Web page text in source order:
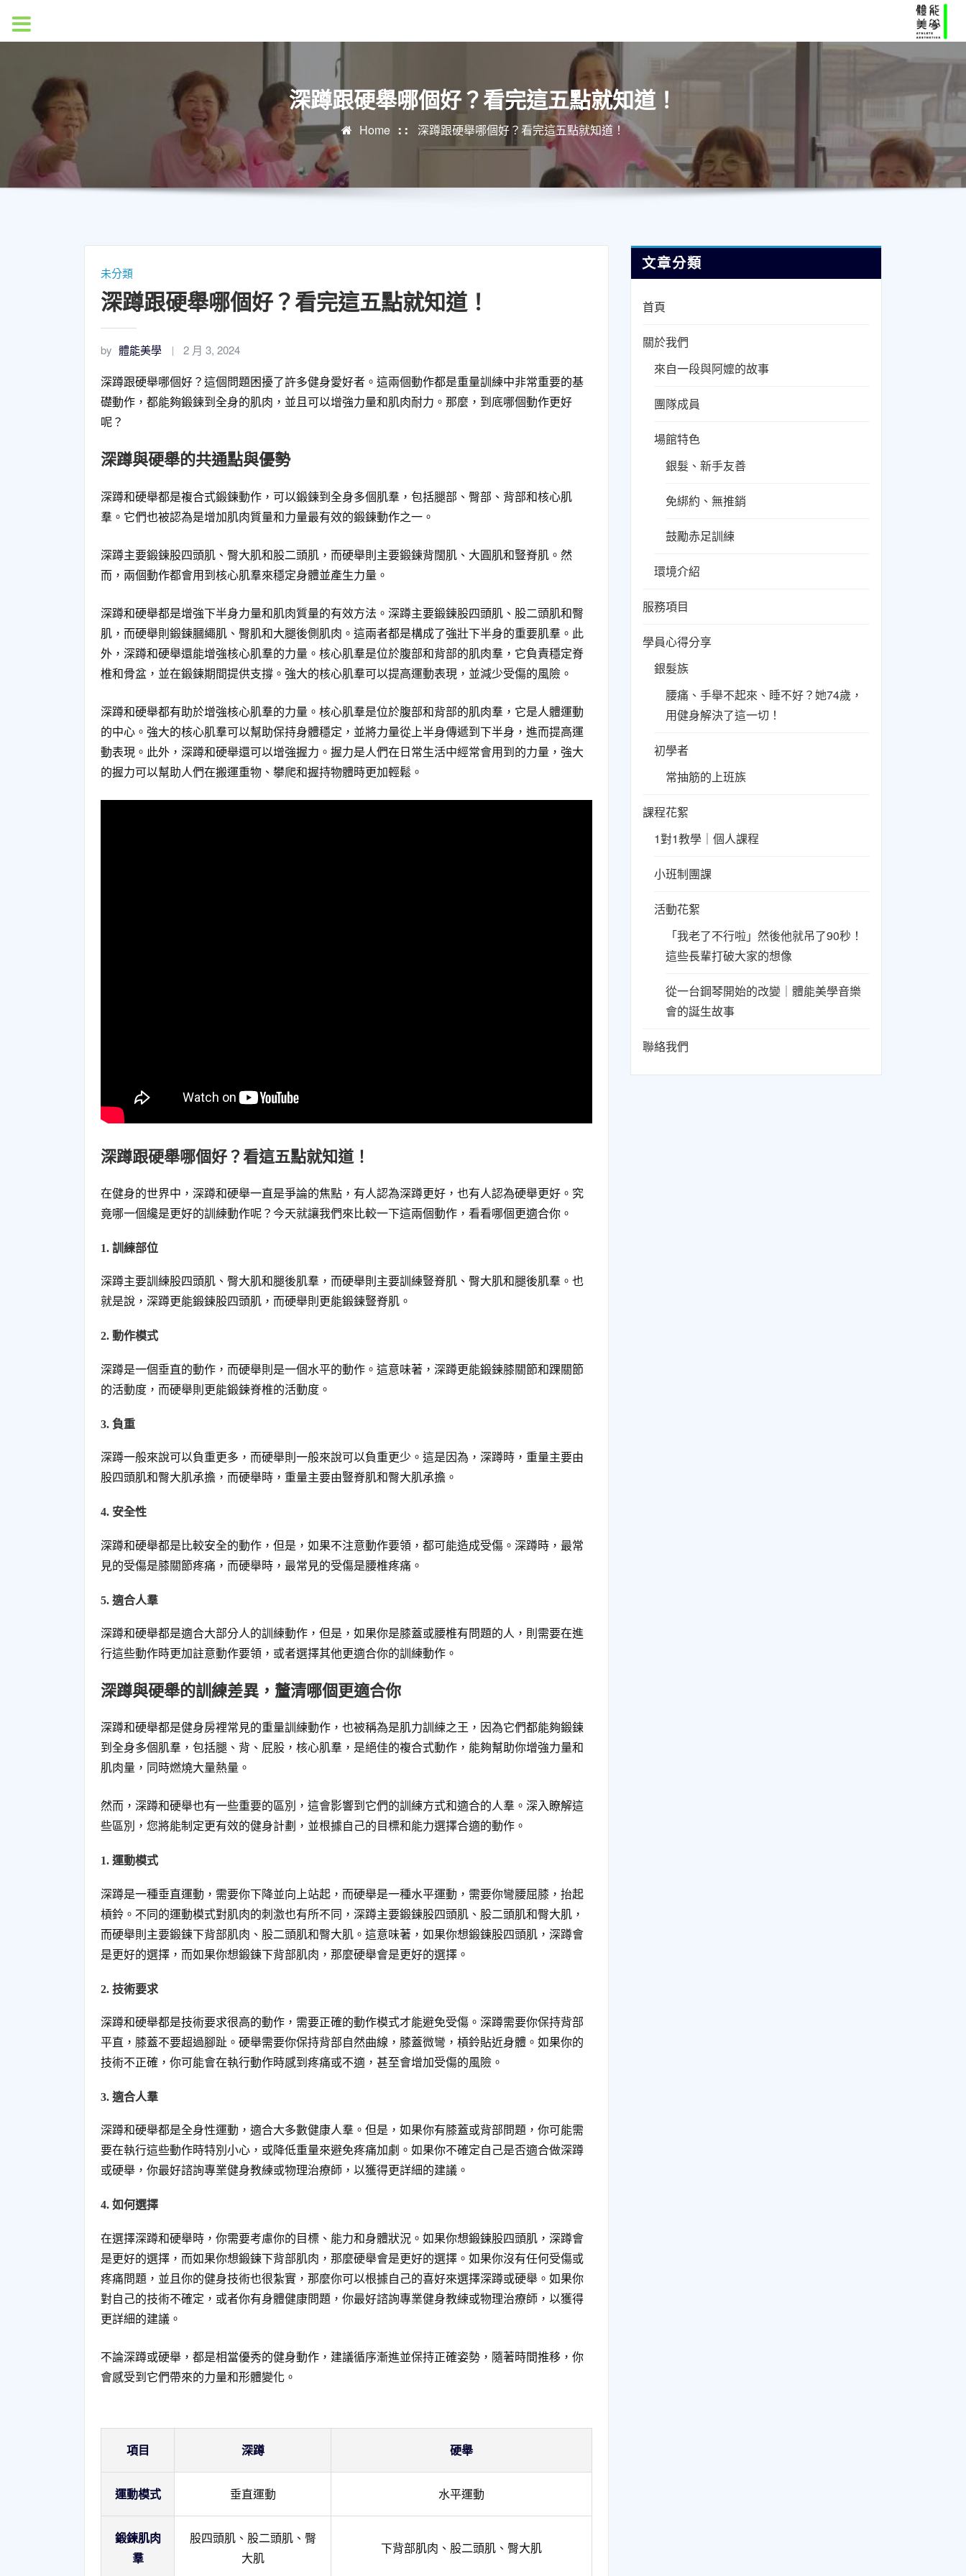
深蹲跟硬舉哪個好？看完這五點就知道！
Home 深蹲跟硬舉哪個好？看完這五點就知道！
未分類
深蹲跟硬舉哪個好？看完這五點就知道！
by 體能美學 2 月 3, 2024
深蹲跟硬舉哪個好？這個問題困擾了許多健身愛好者。這兩個動作都是重量訓練中非常重要的基
礎動作，都能夠鍛鍊到全身的肌肉，並且可以增強力量和肌肉耐力。那麼，到底哪個動作更好
呢？
深蹲與硬舉的共通點與優勢
深蹲和硬舉都是複合式鍛鍊動作，可以鍛鍊到全身多個肌羣，包括腿部、臀部、背部和核心肌
羣。它們也被認為是增加肌肉質量和力量最有效的鍛鍊動作之一。
深蹲主要鍛鍊股四頭肌、臀大肌和股二頭肌，而硬舉則主要鍛鍊背闊肌、大圓肌和豎脊肌。然
而，兩個動作都會用到核心肌羣來穩定身體並產生力量。
深蹲和硬舉都是增強下半身力量和肌肉質量的有效方法。深蹲主要鍛鍊股四頭肌、股二頭肌和臀
肌，而硬舉則鍛鍊膕繩肌、臀肌和大腿後側肌肉。這兩者都是構成了強壯下半身的重要肌羣。此
外，深蹲和硬舉還能增強核心肌羣的力量。核心肌羣是位於腹部和背部的肌肉羣，它負責穩定脊
椎和骨盆，並在鍛鍊期間提供支撐。強大的核心肌羣可以提高運動表現，並減少受傷的風險。
深蹲和硬舉都有助於增強核心肌羣的力量。核心肌羣是位於腹部和背部的肌肉羣，它是人體運動
的中心。強大的核心肌羣可以幫助保持身體穩定，並將力量從上半身傳遞到下半身，進而提高運
動表現。此外，深蹲和硬舉還可以增強握力。握力是人們在日常生活中經常會用到的力量，強大
的握力可以幫助人們在搬運重物、攀爬和握持物體時更加輕鬆。
深蹲跟硬舉哪個好？看這五點就知道！
在健身的世界中，深蹲和硬舉一直是爭論的焦點，有人認為深蹲更好，也有人認為硬舉更好。究
竟哪一個纔是更好的訓練動作呢？今天就讓我們來比較一下這兩個動作，看看哪個更適合你。
1. 訓練部位
深蹲主要訓練股四頭肌、臀大肌和腿後肌羣，而硬舉則主要訓練豎脊肌、臀大肌和腿後肌羣。也
就是說，深蹲更能鍛鍊股四頭肌，而硬舉則更能鍛鍊豎脊肌。
2. 動作模式
深蹲是一個垂直的動作，而硬舉則是一個水平的動作。這意味著，深蹲更能鍛鍊膝關節和踝關節
的活動度，而硬舉則更能鍛鍊脊椎的活動度。
3. 負重
深蹲一般來說可以負重更多，而硬舉則一般來說可以負重更少。這是因為，深蹲時，重量主要由
股四頭肌和臀大肌承擔，而硬舉時，重量主要由豎脊肌和臀大肌承擔。
4. 安全性
深蹲和硬舉都是比較安全的動作，但是，如果不注意動作要領，都可能造成受傷。深蹲時，最常
見的受傷是膝關節疼痛，而硬舉時，最常見的受傷是腰椎疼痛。
5. 適合人羣
深蹲和硬舉都是適合大部分人的訓練動作，但是，如果你是膝蓋或腰椎有問題的人，則需要在進
行這些動作時更加註意動作要領，或者選擇其他更適合你的訓練動作。
深蹲與硬舉的訓練差異，釐清哪個更適合你
深蹲和硬舉都是健身房裡常見的重量訓練動作，也被稱為是肌力訓練之王，因為它們都能夠鍛鍊
到全身多個肌羣，包括腿、背、屁股，核心肌羣，是絕佳的複合式動作，能夠幫助你增強力量和
肌肉量，同時燃燒大量熱量。
然而，深蹲和硬舉也有一些重要的區別，這會影響到它們的訓練方式和適合的人羣。深入瞭解這
些區別，您將能制定更有效的健身計劃，並根據自己的目標和能力選擇合適的動作。
1. 運動模式
深蹲是一種垂直運動，需要你下降並向上站起，而硬舉是一種水平運動，需要你彎腰屈膝，抬起
槓鈴。不同的運動模式對肌肉的刺激也有所不同，深蹲主要鍛鍊股四頭肌、股二頭肌和臀大肌，
而硬舉則主要鍛鍊下背部肌肉、股二頭肌和臀大肌。這意味著，如果你想鍛鍊股四頭肌，深蹲會
是更好的選擇，而如果你想鍛鍊下背部肌肉，那麼硬舉會是更好的選擇。
2. 技術要求
深蹲和硬舉都是技術要求很高的動作，需要正確的動作模式才能避免受傷。深蹲需要你保持背部
平直，膝蓋不要超過腳趾。硬舉需要你保持背部自然曲線，膝蓋微彎，槓鈴貼近身體。如果你的
技術不正確，你可能會在執行動作時感到疼痛或不適，甚至會增加受傷的風險。
3. 適合人羣
深蹲和硬舉都是全身性運動，適合大多數健康人羣。但是，如果你有膝蓋或背部問題，你可能需
要在執行這些動作時特別小心，或降低重量來避免疼痛加劇。如果你不確定自己是否適合做深蹲
或硬舉，你最好諮詢專業健身教練或物理治療師，以獲得更詳細的建議。
4. 如何選擇
在選擇深蹲和硬舉時，你需要考慮你的目標、能力和身體狀況。如果你想鍛鍊股四頭肌，深蹲會
是更好的選擇，而如果你想鍛鍊下背部肌肉，那麼硬舉會是更好的選擇。如果你沒有任何受傷或
疼痛問題，並且你的健身技術也很紮實，那麼你可以根據自己的喜好來選擇深蹲或硬舉。如果你
對自己的技術不確定，或者你有身體健康問題，你最好諮詢專業健身教練或物理治療師，以獲得
更詳細的建議。
不論深蹲或硬舉，都是相當優秀的健身動作，建議循序漸進並保持正確姿勢，隨著時間推移，你
會感受到它們帶來的力量和形體變化。
項目 深蹲 硬舉
運動模式 垂直運動 水平運動
鍛鍊肌肉
羣
股四頭肌、股二頭肌、臀
大肌
下背部肌肉、股二頭肌、臀大肌
文章分類
首頁
關於我們
來自一段與阿嬤的故事
團隊成員
場館特色
銀髮、新手友善
免綁約、無推銷
鼓勵赤足訓練
環境介紹
服務項目
學員心得分享
銀髮族
腰痛、手舉不起來、睡不好？她74歲，
用健身解決了這一切！
初學者
常抽筋的上班族
課程花絮
1對1教學｜個人課程
小班制團課
活動花絮
「我老了不行啦」然後他就吊了90秒！
這些長輩打破大家的想像
從一台鋼琴開始的改變｜體能美學音樂
會的誕生故事
聯絡我們